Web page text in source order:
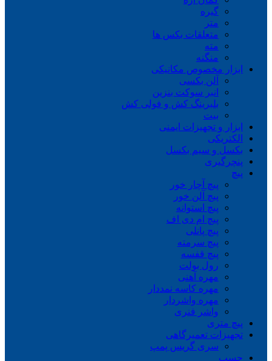
گیره
متر
متعلقات بکس ها
مته
منگنه
ابزار مخصوص مکانیکی
آلن بکسی
انبر سوکت بنزین
بلبرینگ کش و فولی کش
بیت
ابزار و تجهیزات ایمنی
الکتریکی
بکسل و سیم بکسل
پنچرگیری
پیچ
پیچ آچار خور
پیچ آلن خور
پیچ استوانه
پیچ ام دی اف
پیچ پانلی
پیچ سرمته
پیچ قفسه
رول بولت
مهره آهنی
مهره کاسه نمددار
مهره واشردار
واشر فنری
پیچ متری
تجهیزات تعمیرگاهی
سری گریس پمپ
چسب